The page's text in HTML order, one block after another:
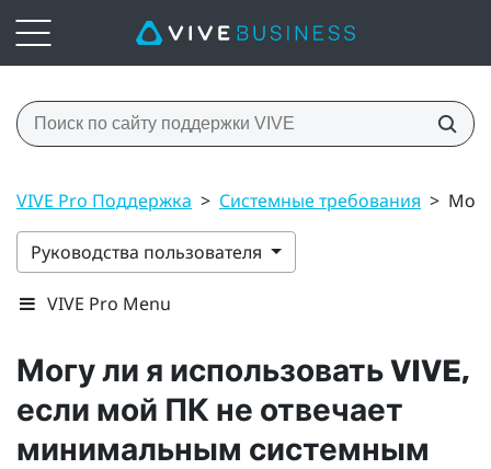
VIVE Pro Поддержка > Системные требования >
Руководства пользователя
VIVE Pro Menu
Могу ли я использоватьVIVE,
если мой ПК не отвечает
минимальным системным